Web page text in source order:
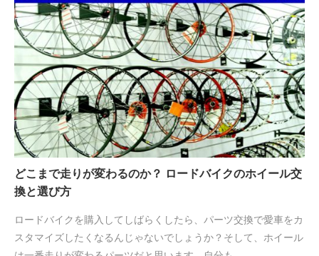
どこまで走りが変わるのか？ ロードバイクのホイール交
換と選び方
ロードバイクを購入してしばらくしたら、パーツ交換で愛車をカ
スタマイズしたくなるんじゃないでしょうか？そして、ホイール